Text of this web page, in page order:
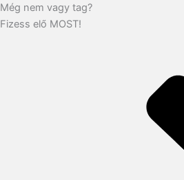
Még nem vagy tag?
Fizess elő MOST!